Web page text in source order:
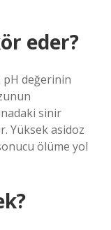
eder?
değerinin
sinir
Yüksek asidoz
ölüme yol